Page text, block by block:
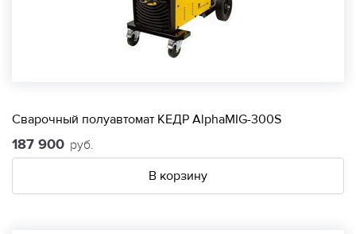
Сварочный полуавтомат КЕДР AlphaMIG-300S
187 900 руб.
В корзину